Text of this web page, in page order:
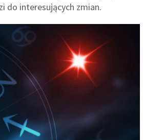
do interesujących zmian.